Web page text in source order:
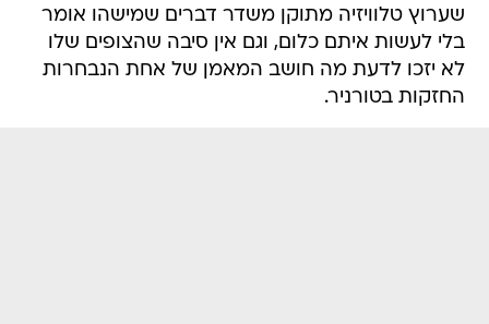
שערוץ טלוויזיה מתוקן משדר דברים שמישהו אומר
בלי לעשות איתם כלום, וגם אין סיבה שהצופים שלו
לא יזכו לדעת מה חושב המאמן של אחת הנבחרות
החזקות בטורניר.